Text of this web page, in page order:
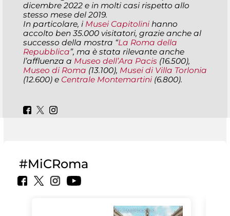
dicembre 2022 e in molti casi rispetto allo
stesso mese del 2019.
In particolare, i Musei Capitolini hanno
accolto ben 35.000 visitatori, grazie anche al
successo della mostra “La Roma della
Repubblica”, ma è stata rilevante anche
l’affluenza a Museo dell’Ara Pacis (16.500),
Museo di Roma (13.100), Musei di Villa Torlonia
(12.600) e Centrale Montemartini (6.800).
#MiCRoma